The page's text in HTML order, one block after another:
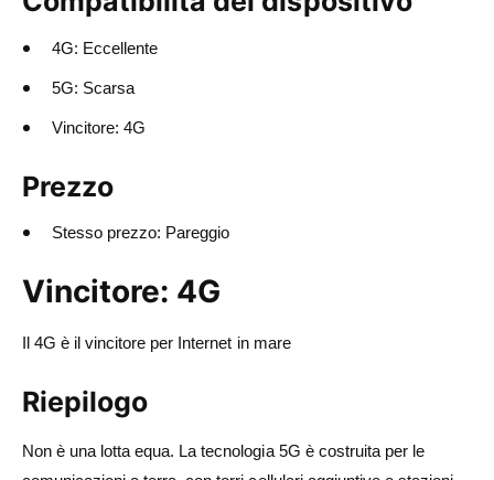
4G: Eccellente
5G: Scarsa
Vincitore: 4G
Prezzo
Stesso prezzo: Pareggio
Vincitore: 4G
Il 4G è il vincitore per Internet in mare
Riepilogo
Non è una lotta equa. La tecnologia 5G è costruita per le